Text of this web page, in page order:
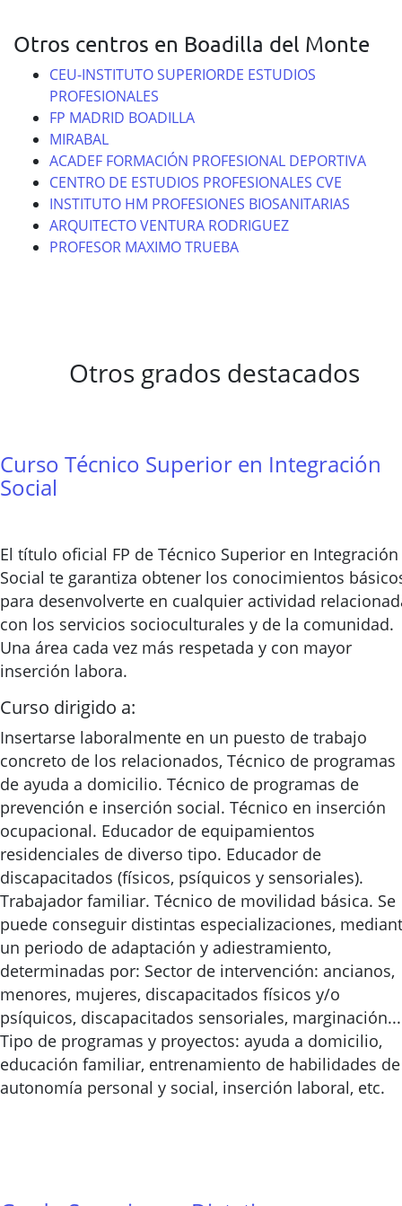
Otros centros en Boadilla del Monte
CEU-INSTITUTO SUPERIORDE ESTUDIOS
PROFESIONALES
FP MADRID BOADILLA
MIRABAL
ACADEF FORMACIÓN PROFESIONAL DEPORTIVA
CENTRO DE ESTUDIOS PROFESIONALES CVE
INSTITUTO HM PROFESIONES BIOSANITARIAS
ARQUITECTO VENTURA RODRIGUEZ
PROFESOR MAXIMO TRUEBA
Otros grados destacados
Curso Técnico Superior en Integración
Social
El título oficial FP de Técnico Superior en Integración
Social te garantiza obtener los conocimientos
para desenvolverte en cualquier actividad
con los servicios socioculturales y de la comunidad.
Una área cada vez más respetada y con mayor
inserción labora.
Curso dirigido a:
Insertarse laboralmente en un puesto de trabajo
concreto de los relacionados, Técnico de programas
de ayuda a domicilio. Técnico de programas de
prevención e inserción social. Técnico en inserción
ocupacional. Educador de equipamientos
residenciales de diverso tipo. Educador de
discapacitados (físicos, psíquicos y sensoriales).
Trabajador familiar. Técnico de movilidad básica. Se
puede conseguir distintas especializaciones,
un periodo de adaptación y adiestramiento,
determinadas por: Sector de intervención: ancianos,
menores, mujeres, discapacitados físicos y/o
psíquicos, discapacitados sensoriales, marginación...
Tipo de programas y proyectos: ayuda a domicilio,
educación familiar, entrenamiento de habilidades de
autonomía personal y social, inserción laboral, etc.